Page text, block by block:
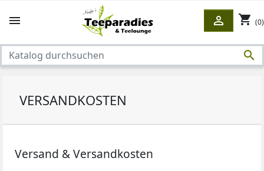


 shopping_cart (0)
VERSANDKOSTEN
Versand & Versandkosten